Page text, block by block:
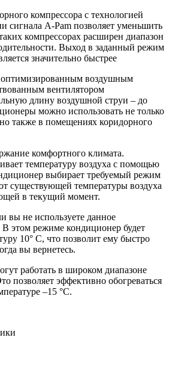
компрессора с технологией
сигнала A-Pam позволяет уменьшить
компрессорах расширен диапазон
Выход в заданный режим
значительно быстрее
воздушным
вентилятором
длину воздушной струи – до
можно использовать не только
также в помещениях коридорного
комфортного климата.
температуру воздуха с помощью
выбирает требуемый режим
существующей температуры воздуха
в текущий момент.
вы не используете данное
этом режиме кондиционер будет
10° С, что позволит ему быстро
вы вернетесь.
работать в широком диапазоне
позволяет эффективно обогреваться
–15 °С.